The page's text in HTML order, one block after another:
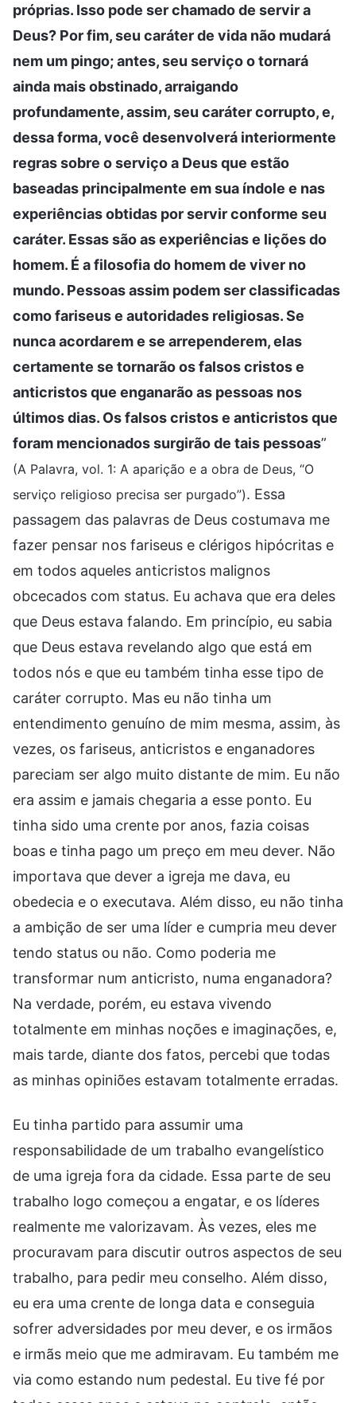
próprias. Isso pode ser chamado de servir a
Deus? Por fim, seu caráter de vida não mudará
nem um pingo; antes, seu serviço o tornará
ainda mais obstinado, arraigando
profundamente, assim, seu caráter corrupto, e,
dessa forma, você desenvolverá interiormente
regras sobre o serviço a Deus que estão
baseadas principalmente em sua índole e nas
experiências obtidas por servir conforme seu
caráter. Essas são as experiências e lições do
homem. É a filosofia do homem de viver no
mundo. Pessoas assim podem ser classificadas
como fariseus e autoridades religiosas. Se
nunca acordarem e se arrependerem, elas
certamente se tornarão os falsos cristos e
anticristos que enganarão as pessoas nos
últimos dias. Os falsos cristos e anticristos que
foram mencionados surgirão de tais pessoas”
(A Palavra, vol. 1: A aparição e a obra de Deus, “O
serviço religioso precisa ser purgado”). Essa
passagem das palavras de Deus costumava me
fazer pensar nos fariseus e clérigos hipócritas e
em todos aqueles anticristos malignos
obcecados com status. Eu achava que era deles
que Deus estava falando. Em princípio, eu sabia
que Deus estava revelando algo que está em
todos nós e que eu também tinha esse tipo de
caráter corrupto. Mas eu não tinha um
entendimento genuíno de mim mesma, assim, às
vezes, os fariseus, anticristos e enganadores
pareciam ser algo muito distante de mim. Eu não
era assim e jamais chegaria a esse ponto. Eu
tinha sido uma crente por anos, fazia coisas
boas e tinha pago um preço em meu dever. Não
importava que dever a igreja me dava, eu
obedecia e o executava. Além disso, eu não tinha
a ambição de ser uma líder e cumpria meu dever
tendo status ou não. Como poderia me
transformar num anticristo, numa enganadora?
Na verdade, porém, eu estava vivendo
totalmente em minhas noções e imaginações, e,
mais tarde, diante dos fatos, percebi que todas
as minhas opiniões estavam totalmente erradas.
Eu tinha partido para assumir uma
responsabilidade de um trabalho evangelístico
de uma igreja fora da cidade. Essa parte de seu
trabalho logo começou a engatar, e os líderes
realmente me valorizavam. Às vezes, eles me
procuravam para discutir outros aspectos de seu
trabalho, para pedir meu conselho. Além disso,
eu era uma crente de longa data e conseguia
sofrer adversidades por meu dever, e os irmãos
e irmãs meio que me admiravam. Eu também me
via como estando num pedestal. Eu tive fé por